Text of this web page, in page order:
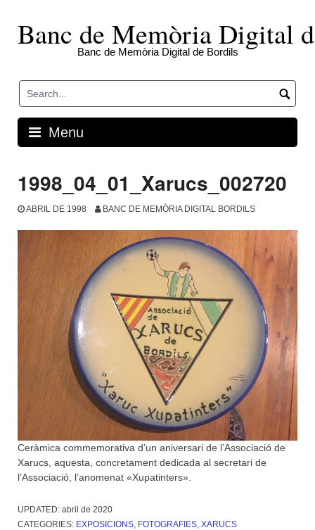
contentBanc de Memòria Digital
Banc de Memòria Digital de Bordils
Menu
1998_04_01_Xarucs_002720
ABRIL DE 1998 BANC DE MEMÒRIA DIGITAL BORDILS
Ceràmica commemorativa d’un aniversari de l’Associació de
Xarucs, aquesta, concretament dedicada al secretari de
l’Associació, l’anomenat «Xupatinters».
UPDATED: abril de 2020
CATEGORIES: EXPOSICIONS, FOTOGRAFIES, XARUCS